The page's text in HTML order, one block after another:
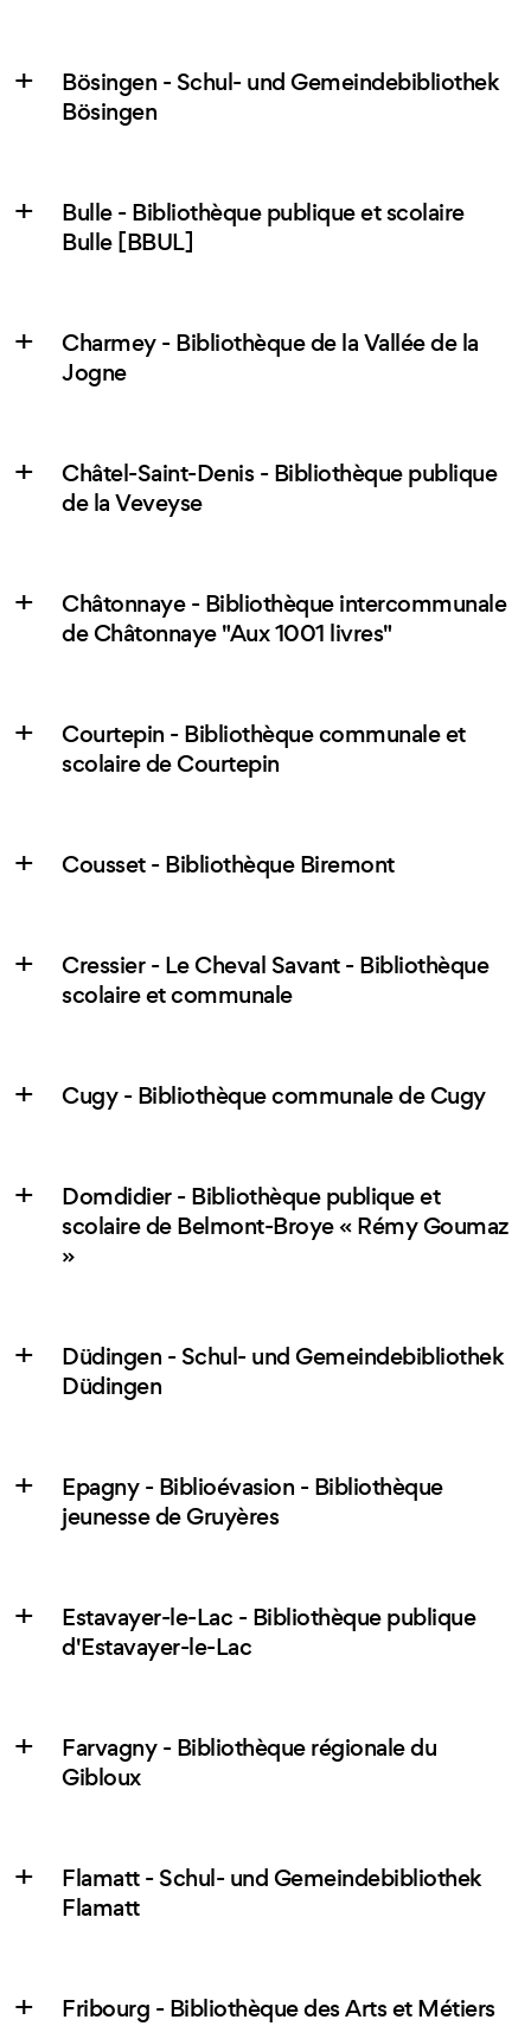
Bösingen - Schul- und Gemeindebibliothek
Bösingen
Bulle - Bibliothèque publique et scolaire
Bulle [BBUL]
Charmey - Bibliothèque de la Vallée de la
Jogne
Châtel-Saint-Denis - Bibliothèque publique
de la Veveyse
Châtonnaye - Bibliothèque intercommunale
de Châtonnaye "Aux 1001 livres"
Courtepin - Bibliothèque communale et
scolaire de Courtepin
Cousset - Bibliothèque Biremont
Cressier - Le Cheval Savant - Bibliothèque
scolaire et communale
Cugy - Bibliothèque communale de Cugy
Domdidier - Bibliothèque publique et
scolaire de Belmont-Broye « Rémy Goumaz
»
Düdingen - Schul- und Gemeindebibliothek
Düdingen
Epagny - Biblioévasion - Bibliothèque
jeunesse de Gruyères
Estavayer-le-Lac - Bibliothèque publique
d'Estavayer-le-Lac
Farvagny - Bibliothèque régionale du
Gibloux
Flamatt - Schul- und Gemeindebibliothek
Flamatt
Fribourg - Bibliothèque des Arts et Métiers